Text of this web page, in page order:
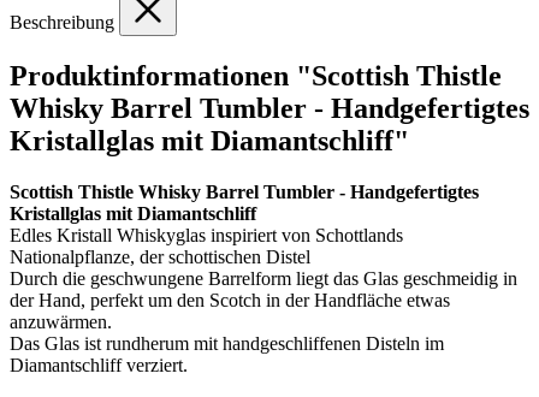
Beschreibung
Produktinformationen "Scottish Thistle
Whisky Barrel Tumbler - Handgefertigtes
Kristallglas mit Diamantschliff"
Scottish Thistle Whisky Barrel Tumbler - Handgefertigtes
Kristallglas mit Diamantschliff
Edles Kristall Whiskyglas inspiriert von Schottlands
Nationalpflanze, der schottischen Distel
Durch die geschwungene Barrelform liegt das Glas geschmeidig in
der Hand, perfekt um den Scotch in der Handfläche etwas
anzuwärmen.
Das Glas ist rundherum mit handgeschliffenen Disteln im
Diamantschliff verziert.